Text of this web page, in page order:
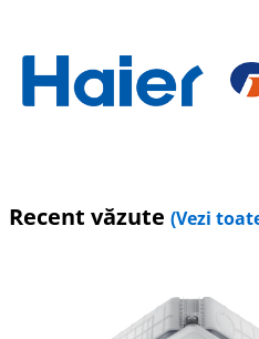
Recent văzute (Vezi